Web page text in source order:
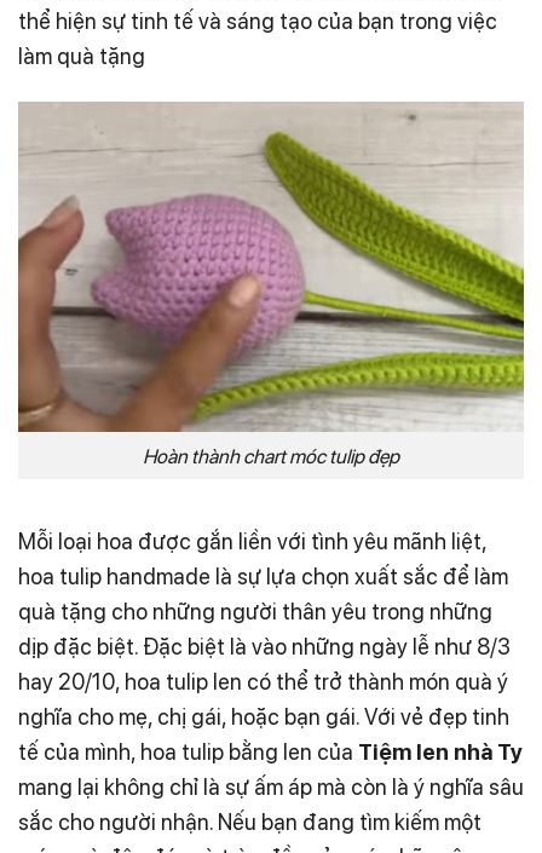
thể hiện sự tinh tế và sáng tạo của bạn trong việc
làm quà tặng
Hoàn thành chart móc tulip đẹp
Mỗi loại hoa được gắn liền với tình yêu mãnh liệt,
hoa tulip handmade là sự lựa chọn xuất sắc để làm
quà tặng cho những người thân yêu trong những
dịp đặc biệt. Đặc biệt là vào những ngày lễ như 8/3
hay 20/10, hoa tulip len có thể trở thành món quà ý
nghĩa cho mẹ, chị gái, hoặc bạn gái. Với vẻ đẹp tinh
tế của mình, hoa tulip bằng len của Tiệm len nhà Ty
mang lại không chỉ là sự ấm áp mà còn là ý nghĩa sâu
sắc cho người nhận. Nếu bạn đang tìm kiếm một